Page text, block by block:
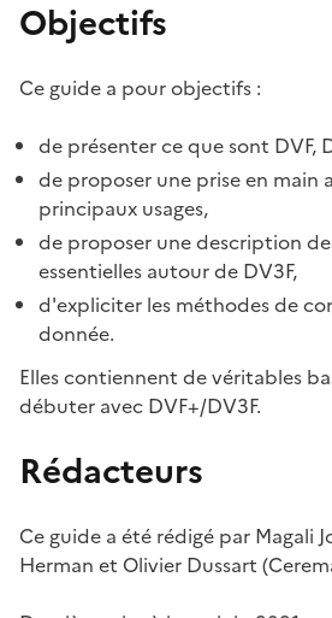
Objectifs
Ce guide a pour objectifs :
de présenter ce que sont DVF,
de proposer une prise en main
principaux usages,
de proposer une description
essentielles autour de DV3F,
d'expliciter les méthodes de
donnée.
Elles contiennent de véritables
débuter avec DVF+/DV3F.
Rédacteurs
Ce guide a été rédigé par Magali
Herman et Olivier Dussart